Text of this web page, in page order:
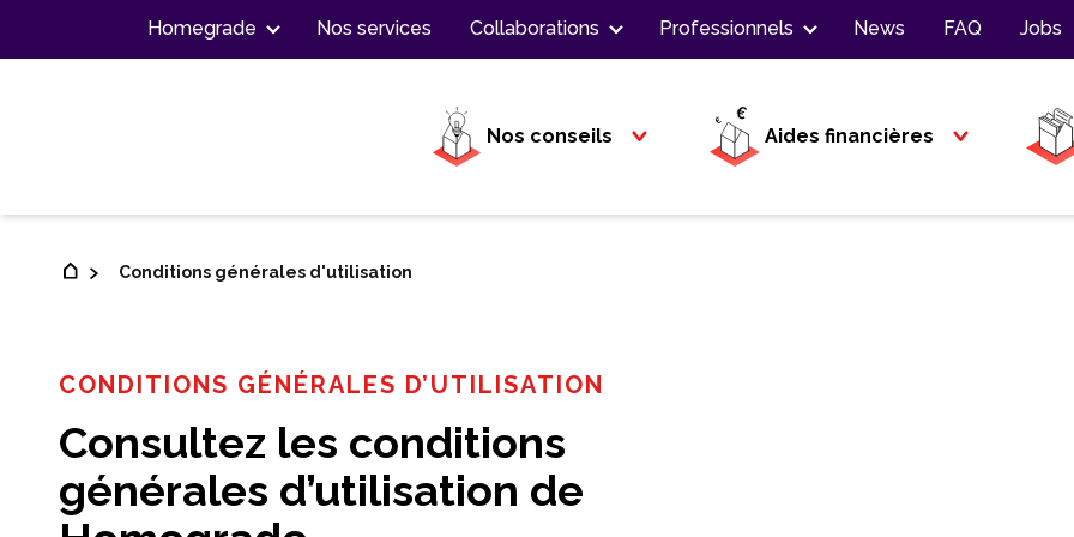
Homegrade Nos services Collaborations Professionnels News FAQ Jobs
Nos conseils Aides financières
Conditions générales d'utilisation
CONDITIONS GÉNÉRALES D’UTILISATION
Consultez les conditions
générales d’utilisation de